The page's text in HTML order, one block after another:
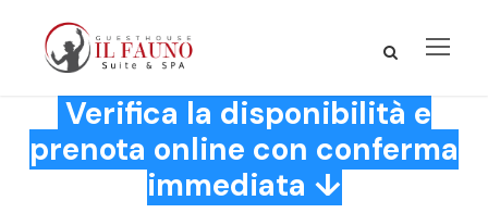
Verifica la disponibilità e
prenota online con conferma
immediata ↓